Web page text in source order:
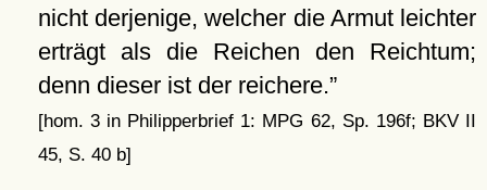
nicht derjenige, welcher die Armut leichter
erträgt als die Reichen den Reichtum;
denn dieser ist der reichere.
[hom. 3 in Philipperbrief 1: MPG 62, Sp. 196f; BKV II
45, S. 40 b]